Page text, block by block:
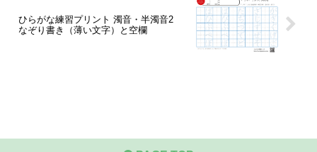
ひらがな練習プリント 濁音・半濁音2
なぞり書き（薄い文字）と空欄